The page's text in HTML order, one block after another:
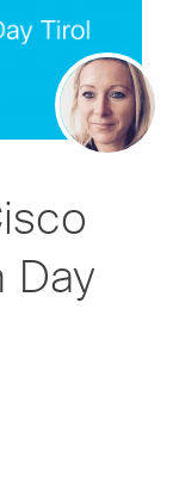
Day